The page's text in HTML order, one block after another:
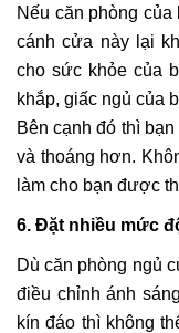
Nếu căn phòng
cánh cửa này lại
cho sức khỏe của
khắp, giấc ngủ của
Bên cạnh đó thì
và thoáng hơn.
làm cho bạn được
6. Đặt nhiều mức
Dù căn phòng ngủ
điều chỉnh ánh
kín đáo thì không